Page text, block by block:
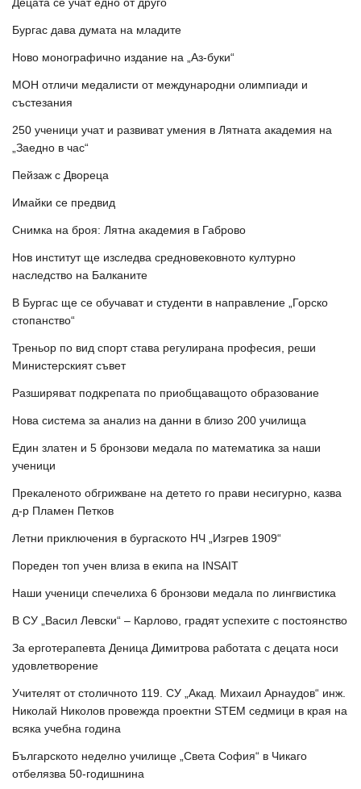
Бургас дава думата на младите
Ново монографично издание на „Аз-буки“
МОН отличи медалисти от международни олимпиади и
състезания
250 ученици учат и развиват умения в Лятната академия на
„Заедно в час“
Пейзаж с Двореца
Имайки се предвид
Снимка на броя: Лятна академия в Габрово
Нов институт ще изследва средновековното културно
наследство на Балканите
В Бургас ще се обучават и студенти в направление „Горско
стопанство“
Треньор по вид спорт става регулирана професия, реши
Министерският съвет
Разширяват подкрепата по приобщаващото образование
Нова система за анализ на данни в близо 200 училища
Един златен и 5 бронзови медала по математика за наши
ученици
Прекаленото обгрижване на детето го прави несигурно, казва
д-р Пламен Петков
Летни приключения в бургаското НЧ „Изгрев 1909“
Пореден топ учен влиза в екипа на INSAIT
Наши ученици спечелиха 6 бронзови медала по лингвистика
В СУ „Васил Левски“ – Карлово, градят успехите с постоянство
За ерготерапевта Деница Димитрова работата с децата носи
удовлетворение
Учителят от столичното 119. СУ „Акад. Михаил Арнаудов“ инж.
Николай Николов провежда проектни STEM седмици в края на
всяка учебна година
Българското неделно училище „Света София“ в Чикаго
отбелязва 50-годишнина